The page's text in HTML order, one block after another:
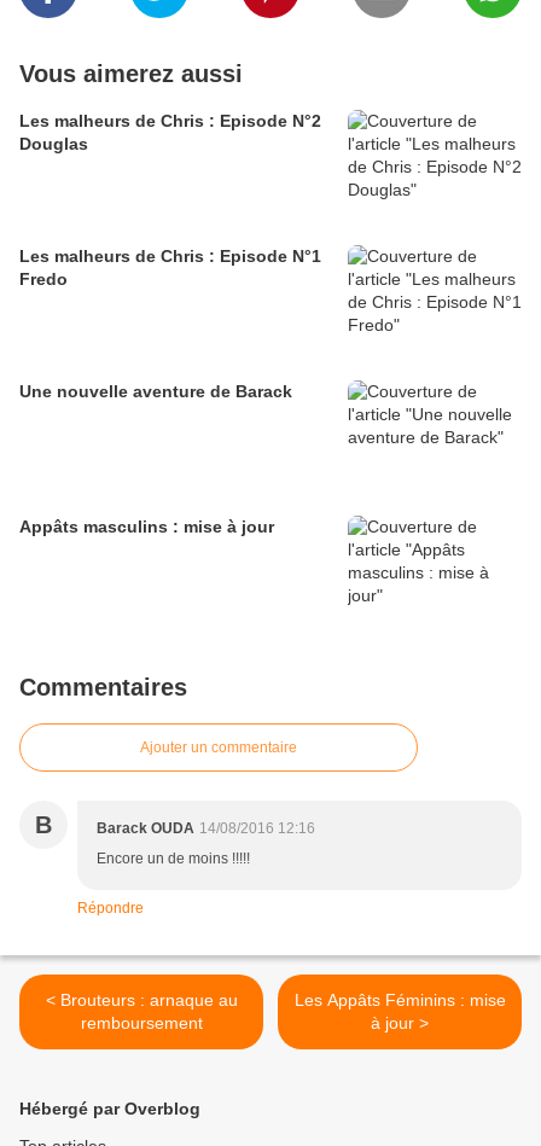
Vous aimerez aussi
Les malheurs de Chris : Episode N°2
Douglas
Les malheurs de Chris : Episode N°1
Fredo
Une nouvelle aventure de Barack
Appâts masculins : mise à jour
Commentaires
Ajouter un commentaire
B Barack OUDA 14/08/2016 12:16
Encore un de moins !!!!!
Répondre
< Brouteurs : arnaque au
remboursement
Les Appâts Féminins : mise
à jour >
Hébergé par Overblog